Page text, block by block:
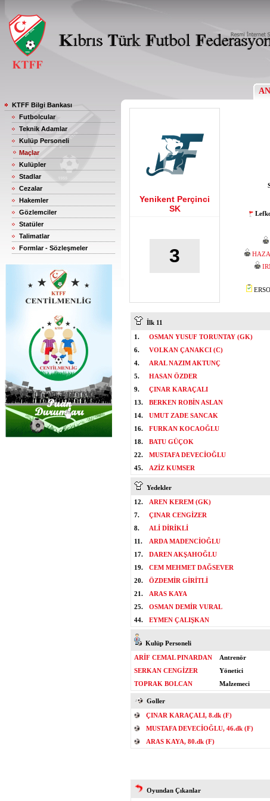
KTFF Bilgi Bankası
Futbolcular
Teknik Adamlar
Kulüp Personeli
Maçlar
Kulüpler
Stadlar
Cezalar
Hakemler
Gözlemciler
Statüler
Talimatlar
Formlar - Sözleşmeler
Yenikent Perçinci
SK
3
İlk 11
1.
OSMAN YUSUF TORUNTAY (GK)
6.
VOLKAN ÇANAKCI (C)
4.
ARAL NAZIM AKTUNÇ
5.
HASAN ÖZDER
9.
ÇINAR KARAÇALI
13.
BERKEN ROBİN ASLAN
14.
UMUT ZADE SANCAK
16.
FURKAN KOCAOĞLU
18.
BATU GÜÇOK
22.
MUSTAFA DEVECİOĞLU
45.
AZİZ KUMSER
Yedekler
12.
AREN KEREM (GK)
7.
ÇINAR CENGİZER
8.
ALİ DİRİKLİ
11.
ARDA MADENCİOĞLU
17.
DAREN AKŞAHOĞLU
19.
CEM MEHMET DAĞSEVER
20.
ÖZDEMİR GİRİTLİ
21.
ARAS KAYA
25.
OSMAN DEMİR VURAL
44.
EYMEN ÇALIŞKAN
Kulüp Personeli
ARİF CEMAL PINARDAN
Antrenör
SERKAN CENGİZER
Yönetici
TOPRAK BOLCAN
Malzemeci
Goller
ÇINAR KARAÇALI, 8.dk (F)
MUSTAFA DEVECİOĞLU, 46.dk (F)
ARAS KAYA, 80.dk (F)
Oyundan Çıkanlar